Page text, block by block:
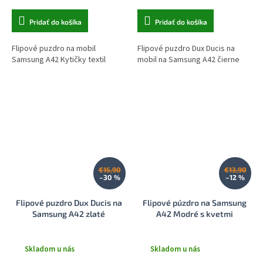
Pridať do košíka
Flipové puzdro na mobil
Samsung A42 Kytičky textil
Pridať do košíka
Flipové puzdro Dux Ducis na
mobil na Samsung A42 čierne
€15,90
–30 %
Flipové puzdro Dux Ducis na
Samsung A42 zlaté
Skladom u nás
€13,90
–12 %
Flipové púzdro na Samsung
A42 Modré s kvetmi
Skladom u nás